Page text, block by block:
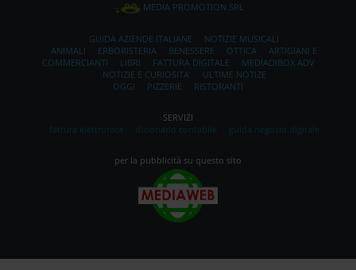
MEDIA PROMOTION SRL
GUIDA AZIENDE ITALIANE
NOTIZIE MUSICALI
ANIMALI
ERBORISTERIA BENESSERE OTTICA
ARTIGIANI E
COMMERCIANTI
LIBRI FATTURA DIGITALE
MEDIADIBOX ADV
NOTIZIE E CURIOSITA'
ULTIME NOTIZE
OGGI
PIZZERIE RISTORANTI
SERVIZI
fattura elettronica
dizionario contabile guida negozio digitale
per la pubblicità su questo sito